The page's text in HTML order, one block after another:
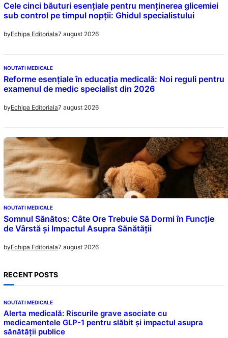
Cele cinci băuturi esențiale pentru menținerea glicemiei
sub control pe timpul nopții: Ghidul specialistului
byEchipa Editoriala7 august 2026
NOUTATI MEDICALE
Reforme esențiale în educația medicală: Noi reguli pentru
examenul de medic specialist din 2026
byEchipa Editoriala7 august 2026
NOUTATI MEDICALE
Somnul Sănătos: Câte Ore Trebuie Să Dormi în Funcție
de Vârstă și Impactul Asupra Sănătății
byEchipa Editoriala7 august 2026
RECENT POSTS
NOUTATI MEDICALE
Alerta medicală: Riscurile grave asociate cu
medicamentele GLP-1 pentru slăbit și impactul asupra
sănătății publice